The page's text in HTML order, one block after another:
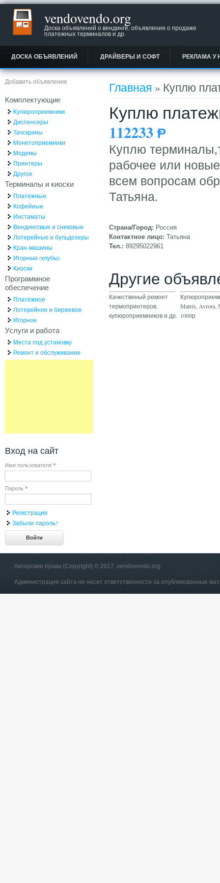
vendovendo.org
Доска объявлений о вендинге, объявления о продаже
платежных терминалов и др.
ДОСКА ОБЪЯВЛЕНИЙ ДРАЙВЕРЫ И СОФТ РЕКЛАМА У
Вы здесь
Главная » Куплю
Куплю
112233 Ᵽ
Куплю
рабочее или
всем вопросам
Татьяна.
Страна/Город: Россия
Контактное лицо: Татьяна
Тел.: 89295022961
Другие
Качественый ремонт
термопринтеров,
купюроприемников и др.
Matrix, Avrora,
1000р
Добавить объявление
Комплектующие
Купюроприемники
Диспенсеры
Тачскрины
Монетоприемники
Модемы
Принтеры
Другое
Терминалы и киоски
Платежные
Кофейные
Инстаматы
Вендинговые и снековые
Лотерейные и бульдозеры
Кран-машины
Игорные (клубы)
Киоски
Программное
обеспечение
Платежное
Лотерейное и биржевое
Игорное
Услуги и работа
Места под установку
Ремонт и обслуживание
Вход на сайт
Имя пользователя *
Пароль *
Регистрация
Забыли пароль?
Авторские права (Copyright) © 2017, vendovendo.org
Администрация сайта не несет ответственности за опубликованные